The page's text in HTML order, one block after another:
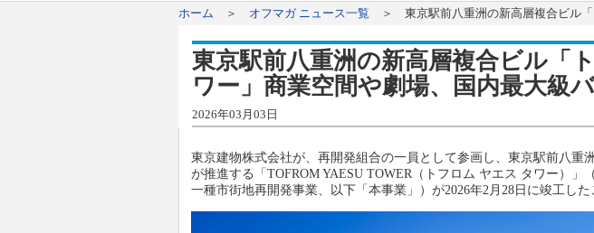
ホーム ＞ オフマガ ニュース一覧 ＞ 東京駅前八重洲の新高層複合ビル「
東京駅前八重洲の新高層複合ビル「
ワー」商業空間や劇場、国内最大級
2026年03月03日
東京建物株式会社が、再開発組合の一員として参画し、東京駅前八重
が推進する「TOFROM YAESU TOWER（トフロム ヤエス タワー）」
一種市街地再開発事業、以下「本事業」）が2026年2月28日に竣工した